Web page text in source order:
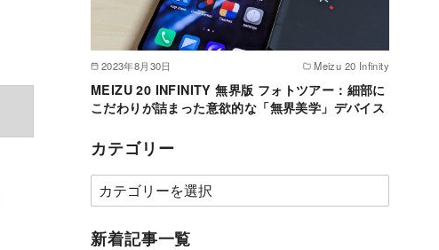
2023年8月30日 Meizu 20 Infinity
MEIZU 20 INFINITY 無界版 フォトツアー：細部に
こだわりが詰まった意欲的な「無界美学」デバイス
カテゴリー
カ
テ
ゴ
新着記事一覧